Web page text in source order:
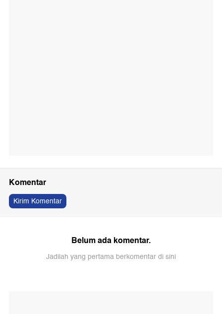
Komentar
Kirim Komentar
Belum ada komentar.
Jadilah yang pertama berkomentar di sini